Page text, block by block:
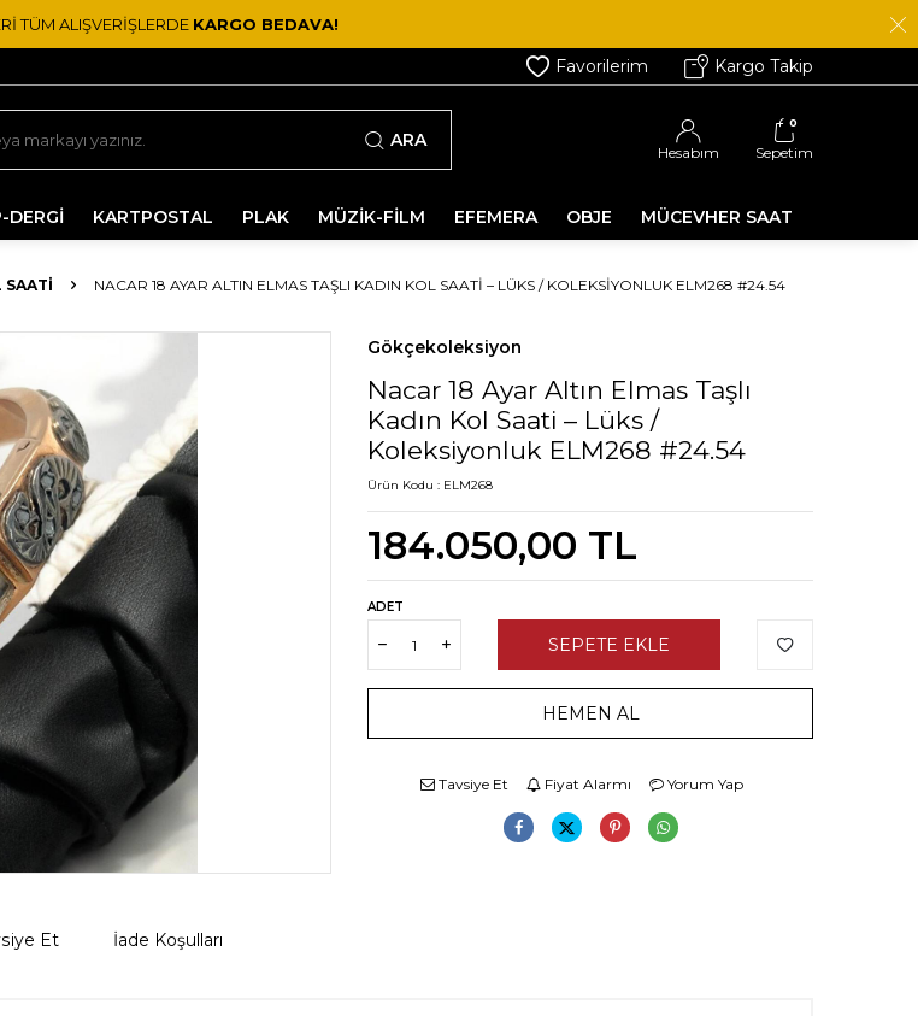
TÜM ALIŞVERİŞLERDE KARGO BEDAVA!
Favorilerim Kargo Takip
ARA
Hesabım
0
Sepetim
DERGİ KARTPOSTAL PLAK MÜZİK-FİLM EFEMERA OBJE MÜCEVHER SAAT
SAATI NACAR 18 AYAR ALTIN ELMAS TAŞLI KADIN KOL SAATI – LÜKS / KOLEKSIYONLUK ELM268 #24.54
Gökçekoleksiyon
Nacar 18 Ayar Altın Elmas Taşlı
Kadın Kol Saati – Lüks /
Koleksiyonluk ELM268 #24.54
Ürün Kodu : ELM268
184.050,00 TL
ADET
SEPETE EKLE
HEMEN AL
Tavsiye Et Fiyat Alarmı Yorum Yap
Et İade Koşulları